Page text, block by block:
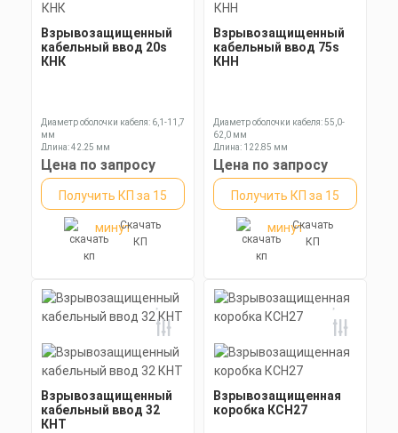
Взрывозащищенный
кабельный ввод 20s
КНК
Диаметр оболочки кабеля: 6,1-11,7
мм
Длина: 42,25 мм
Ключ: 24 мм
Цена по запросу
Получить КП за 15
минутСкачать
КП
Взрывозащищенный
кабельный ввод 75s
КНН
Диаметр оболочки кабеля: 55,0-
62,0 мм
Длина: 122,85 мм
Ключ: 85 мм
Цена по запросу
Получить КП за 15
минутСкачать
КП
Взрывозащищенный
кабельный ввод 32
КНТ
Взрывозащищенная
коробка КСН27